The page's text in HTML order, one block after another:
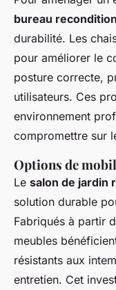
bureau
durabilité. Les
pour améliorer le
posture correcte,
utilisateurs. Ces
environnement
compromettre sur
Options de
Le salon de jardin
solution durable
Fabriqués à partir
meubles
résistants aux
entretien. Cet